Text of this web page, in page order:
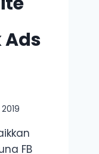
Ads
FB